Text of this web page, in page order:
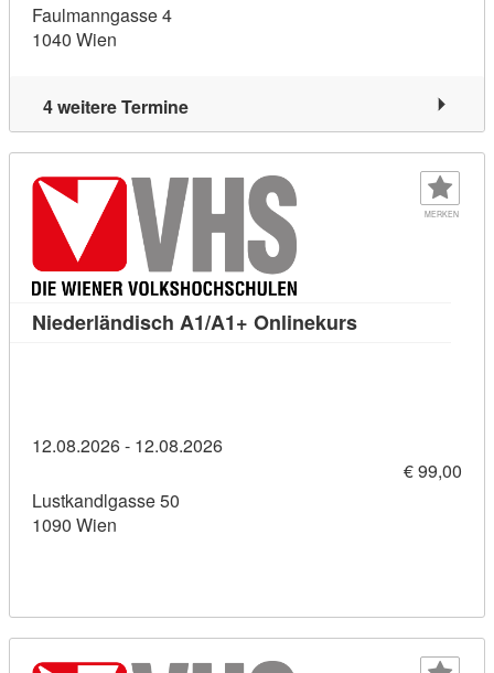
Faulmanngasse 4
1040 Wien
4 weitere Termine
MERKEN
Niederländisch A1/A1+ OnlinekursKursdetail:
12.08.2026 - 12.08.2026
€ 99,00
Lustkandlgasse 50
1090 Wien